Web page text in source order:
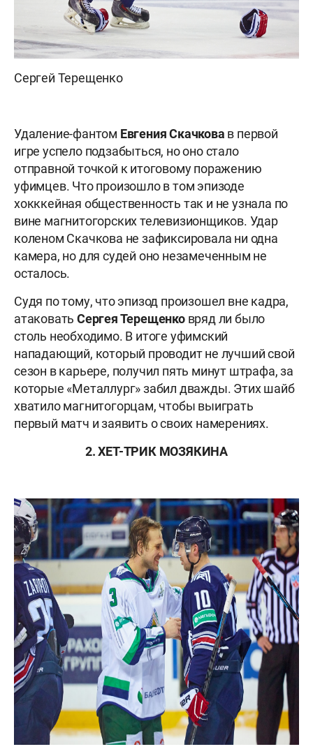
Сергей Терещенко
Удаление-фантом Евгения Скачкова в первой
игре успело подзабыться, но оно стало
отправной точкой к итоговому поражению
уфимцев. Что произошло в том эпизоде
хокккейная общественность так и не узнала по
вине магнитогорских телевизионщиков. Удар
коленом Скачкова не зафиксировала ни одна
камера, но для судей оно незамеченным не
осталось.
Судя по тому, что эпизод произошел вне кадра,
атаковать Сергея Терещенковряд ли было
столь необходимо. В итоге уфимский
нападающий, который проводит не лучший свой
сезон в карьере, получил пять минут штрафа, за
которые «Металлург» забил дважды. Этих шайб
хватило магнитогорцам, чтобы выиграть
первый матч и заявить о своих намерениях.
2. ХЕТ-ТРИК МОЗЯКИНА